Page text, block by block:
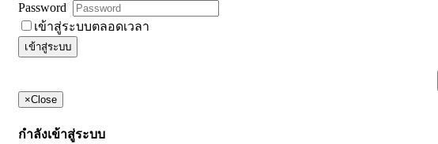
Password
เข้าสู่ระบบตลอดเวลา
เข้าสู่ระบบ
×Close
กำลังเข้าสู่ระบบ